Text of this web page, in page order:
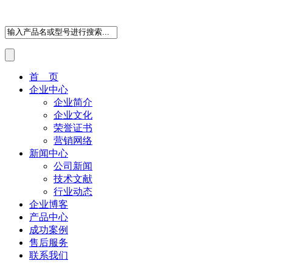
首 页
企业中心
企业简介
企业文化
荣誉证书
营销网络
新闻中心
公司新闻
技术文献
行业动态
企业博客
产品中心
成功案例
售后服务
联系我们